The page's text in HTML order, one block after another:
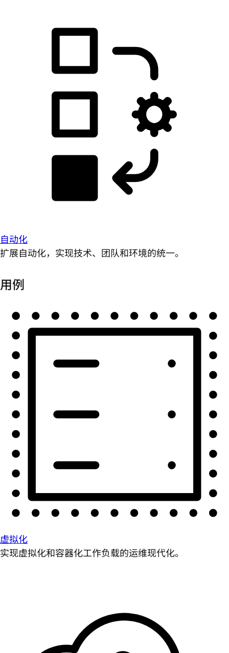
自动化
扩展自动化，实现技术、团队和环境的统一。
用例
虚拟化
实现虚拟化和容器化工作负载的运维现代化。